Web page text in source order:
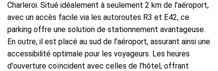
Charleroi. Situé idéalement à seulement 2 km de l'aéroport,
avec un accès facile via les autoroutes R3 et E42, ce
parking offre une solution de stationnement avantageuse.
En outre, il est placé au sud de l'aéroport, assurant ainsi une
accessibilité optimale pour les voyageurs. Les heures
d'ouverture coïncident avec celles de l'hôtel, offrant